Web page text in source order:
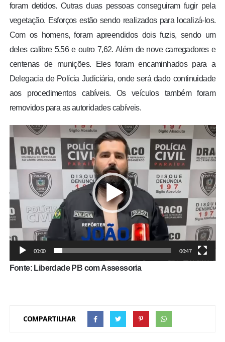
foram detidos. Outras duas pessoas conseguiram fugir pela
vegetação. Esforços estão sendo realizados para localizá-los.
Com os homens, foram apreendidos dois fuzis, sendo um
deles calibre 5,56 e outro 7,62. Além de nove carregadores e
centenas de munições. Eles foram encaminhados para a
Delegacia de Polícia Judiciária, onde será dado continuidade
aos procedimentos cabíveis. Os veículos também foram
removidos para as autoridades cabíveis.
Tocador
de
vídeo
00:00 00:47
Fonte: Liberdade PB com Assessoria
COMPARTILHAR